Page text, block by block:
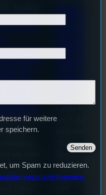
ist Techno
Szene in
Das
Erste
Stufu
Beerpo
ngturni
am 7.Juli 2026
Stufu
statt. Bilal war
live für euch
für weitere
speichern.
um Spam zu reduzieren.
verarbeitet werden.